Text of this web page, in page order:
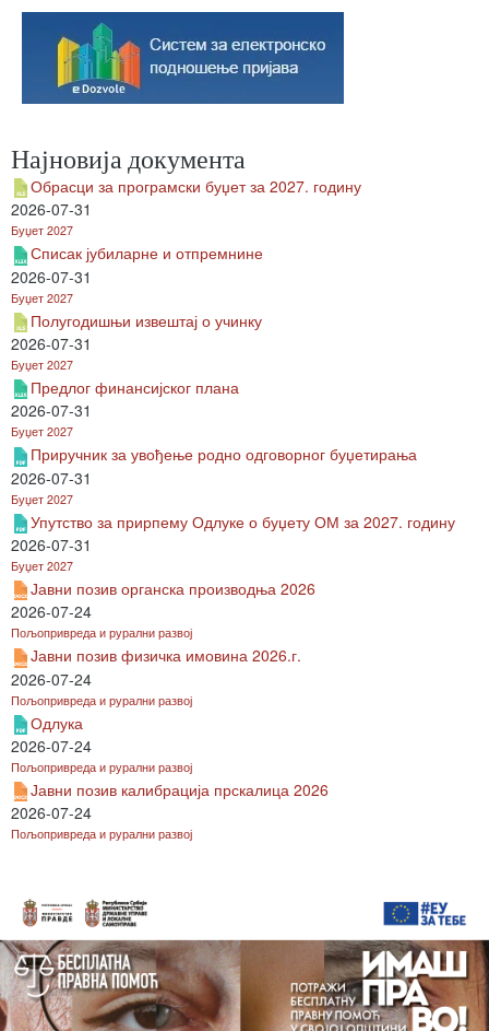
Најновија документа
Обрасци за програмски буџет за 2027. годину
2026-07-31
Буџет 2027
Списак јубиларне и отпремнине
2026-07-31
Буџет 2027
Полугодишњи извештај о учинку
2026-07-31
Буџет 2027
Предлог финансијског плана
2026-07-31
Буџет 2027
Приручник за увођење родно одговорног буџетирања
2026-07-31
Буџет 2027
Упутство за прирпему Одлуке о буџету ОМ за 2027. годину
2026-07-31
Буџет 2027
Јавни позив органска производња 2026
2026-07-24
Пољопривреда и рурални развој
Јавни позив физичка имовина 2026.г.
2026-07-24
Пољопривреда и рурални развој
Одлука
2026-07-24
Пољопривреда и рурални развој
Јавни позив калибрација прскалица 2026
2026-07-24
Пољопривреда и рурални развој